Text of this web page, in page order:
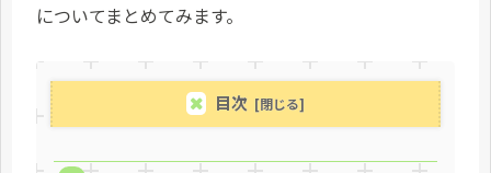
についてまとめてみます。
目次